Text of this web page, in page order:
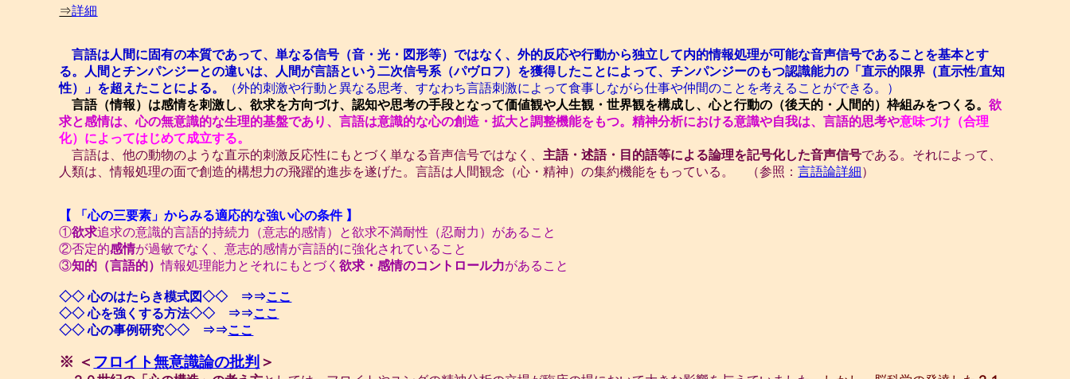
⇒詳細
言語は人間に固有の本質であって、単なる信号（音・光・図形等）ではなく、外的反応や行動から独立して内的情報処理が可能な音声信号であることを基本とす
る。人間とチンパンジーとの違いは、人間が言語という二次信号系（パヴロフ）を獲得したことによって、チンパンジーのもつ認識能力の「直示的限界（直示性/直知
性）」を超えたことによる。
（外的刺激や行動と異なる思考、すなわち言語刺激によって食事しながら仕事や仲間のことを考えることができる。）
言語（情報）は感情を刺激し、欲求を方向づけ、認知や思考の手段となって価値観や人生観・世界観を構成し、心と行動の（後天的・人間的）枠組みをつくる。欲
求と感情は、心の無意識的な生理的基盤であり、言語は意識的な心の創造・拡大と調整機能をもつ。精神分析における意識や自我は、言語的思考や意味づけ（合理
化）によってはじめて成立する。
言語は、他の動物のような直示的刺激反応性にもとづく単なる音声信号ではなく、 主語・述語・目的語等による論理を記号化した音声信号である。それによって、
人類は、情報処理の面で創造的構想力の飛躍的進歩を遂げた。言語は人間観念（心・精神）の集約機能をもっている。 （参照：言語論詳細）
【 「心の三要素」からみる適応的な強い心の条件 】
①欲求追求の意識的言語的持続力（意志的感情）と欲求不満耐性（忍耐力）があること
②否定的感情が過敏でなく、意志的感情が言語的に強化されていること
③知的（言語的）情報処理能力とそれにもとづく欲求・感情のコントロール力があること
◇◇ 心のはたらき模式図◇◇ ⇒⇒ここ
◇◇ 心を強くする方法◇◇ ⇒⇒ここ
◇◇ 心の事例研究◇◇ ⇒⇒ここ
※ ＜ フロイト無意識論の批判 ＞